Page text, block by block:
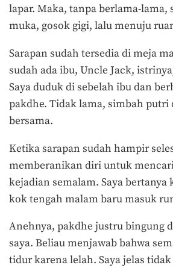
lapar. Maka, tanpa berlama-lama,
muka, gosok gigi, lalu menuju
Sarapan sudah tersedia di meja
sudah ada ibu, Uncle Jack,
Saya duduk di sebelah ibu dan
pakdhe. Tidak lama, simbah putri
bersama.
Ketika sarapan sudah hampir
memberanikan diri untuk
kejadian semalam. Saya bertanya
kok tengah malam baru masuk
Anehnya, pakdhe justru bingung
saya. Beliau menjawab bahwa
tidur karena lelah. Saya jelas